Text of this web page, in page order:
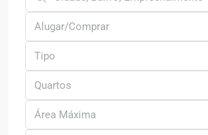
Alugar/Comprar
Tipo
Quartos